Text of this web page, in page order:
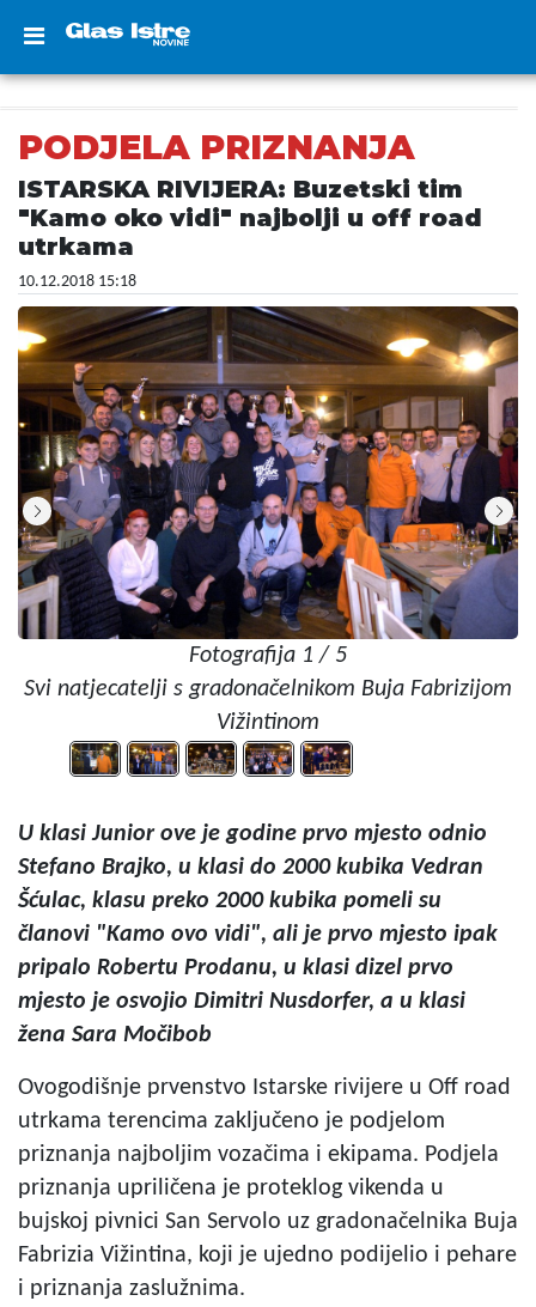
PODJELA PRIZNANJA
ISTARSKA RIVIJERA: Buzetski tim
"Kamo oko vidi" najbolji u off road
utrkama
10.12.2018 15:18
Fotografija 1 / 5
Svi natjecatelji s gradonačelnikom Buja Fabrizijom
Vižintinom
U klasi Junior ove je godine prvo mjesto odnio
Stefano Brajko, u klasi do 2000 kubika Vedran
Šćulac, klasu preko 2000 kubika pomeli su
članovi "Kamo ovo vidi", ali je prvo mjesto ipak
pripalo Robertu Prodanu, u klasi dizel prvo
mjesto je osvojio Dimitri Nusdorfer, a u klasi
žena Sara Močibob
Ovogodišnje prvenstvo Istarske rivijere u Off road
utrkama terencima zaključeno je podjelom
priznanja najboljim vozačima i ekipama. Podjela
priznanja upriličena je proteklog vikenda u
bujskoj pivnici San Servolo uz gradonačelnika Buja
Fabrizia Vižintina, koji je ujedno podijelio i pehare
i priznanja zaslužnima.